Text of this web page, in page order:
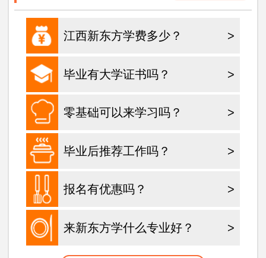
江西新东方学费多少？ >
毕业有大学证书吗？ >
零基础可以来学习吗？ >
毕业后推荐工作吗？ >
报名有优惠吗？ >
来新东方学什么专业好？ >